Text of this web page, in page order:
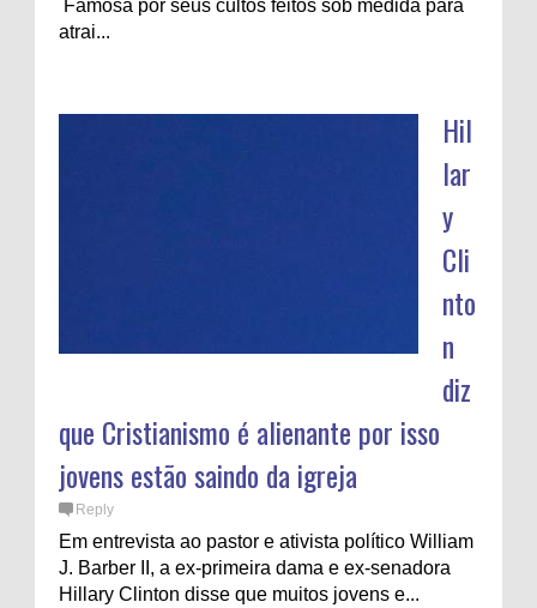
Famosa por seus cultos feitos sob medida para
atrai...
Hil
lar
y
Cli
nto
n
diz
que Cristianismo é alienante por isso
jovens estão saindo da igreja
Reply
Em entrevista ao pastor e ativista político William
J. Barber II, a ex-primeira dama e ex-senadora
Hillary Clinton disse que muitos jovens e...